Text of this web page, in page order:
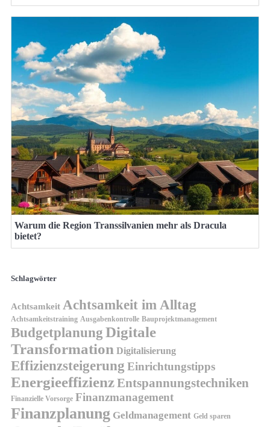
Warum die Region Transsilvanien mehr als Dracula
bietet?
Schlagwörter
Achtsamkeit Achtsamkeit im Alltag
Achtsamkeitstraining Ausgabenkontrolle Bauprojektmanagement
BudgetplanungDigitale
Transformation Digitalisierung
Effizienzsteigerung Einrichtungstipps
EnergieeffizienzEntspannungstechniken
Finanzielle Vorsorge Finanzmanagement
Finanzplanung Geldmanagement Geld sparen